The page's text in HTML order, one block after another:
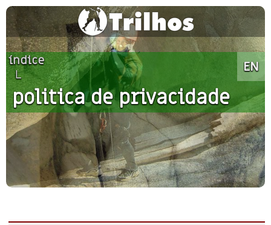
EN
índice
└
politica de privacidade